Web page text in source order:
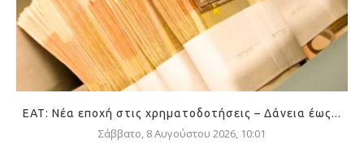
ΕΑΤ: Νέα εποχή στις χρηματοδοτήσεις – Δάνεια έως...
Σάββατο, 8 Αυγούστου 2026, 10:01